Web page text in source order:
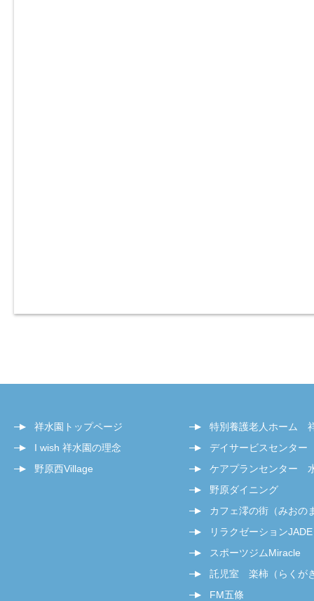
祥水園トップページ
I wish 祥水園の理念
野原西Village
特別養護老人ホーム
デイサービスセンタ
ケアプランセンター
野原ダイニング
カフェ澪の街（みおの
リラクゼーションJADE
スポーツジムMiracle
託児室 楽柿（らくが
FM五條